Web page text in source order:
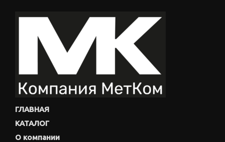
ГЛАВНАЯ
КАТАЛОГ
О компании